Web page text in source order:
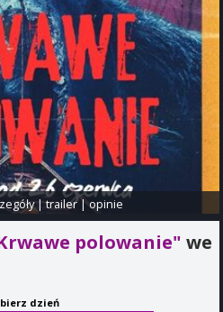
|trailer|opinie
polowanie" we
dzień